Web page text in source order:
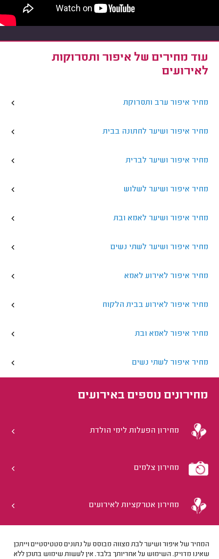
עוד מחירים של איפור ותסרוקות
לאירועים
מחיר איפור ערב ותסרוקת
מחיר איפור ושיער לחתונה בבית
מחיר איפור ושיער לברית
מחיר איפור ושיער לשלוש
מחיר איפור ושיער לאמא ובת
מחיר איפור ושיער לשתי נשים
מחיר איפור לאירוע לאמא
מחיר איפור לאירוע בבית הלקוח
מחיר איפור לאמא ובת
מחיר איפור לשתי נשים
מחירונים נוספים באירועים
מחירון הפעלות לימי הולדת
מחירון צלמים
מחירון אטרקציות לאירועים
המחיר של איפור ושיער לבת מצווה מבוסס על נתונים סטטיסטיים וייתכן
שאינו מדויק. השימוש על אחריותך בלבד. אין לעשות שימוש בתוכן ללא